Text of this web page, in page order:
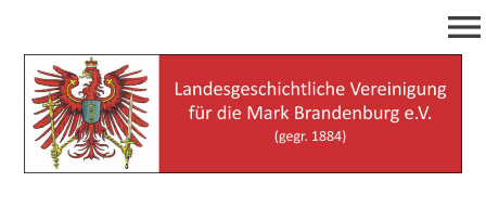
springen Landesgeschichtliche
Vereinigung für die Mark
Brandenburg e.V.
(gegr. 1884)
menu